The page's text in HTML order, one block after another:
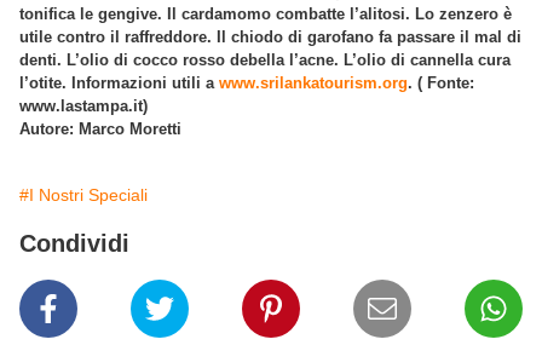
tonifica le gengive. Il cardamomo combatte l’alitosi. Lo zenzero è
utile contro il raffreddore. Il chiodo di garofano fa passare il mal di
denti. L’olio di cocco rosso debella l’acne. L’olio di cannella cura
l’otite. Informazioni utili a www.srilankatourism.org. ( Fonte:
www.lastampa.it)
Autore: Marco Moretti
#I Nostri Speciali
Condividi